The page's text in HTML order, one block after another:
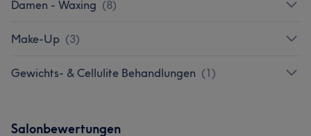
Damen - Waxing (8)
Make-Up (3)
Gewichts- & Cellulite Behandlungen (1)
Salonbewertungen